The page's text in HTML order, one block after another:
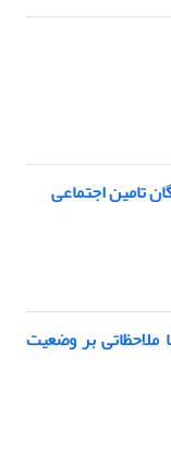
تامین اجتماعی
ملاحظاتی بر وضعیت